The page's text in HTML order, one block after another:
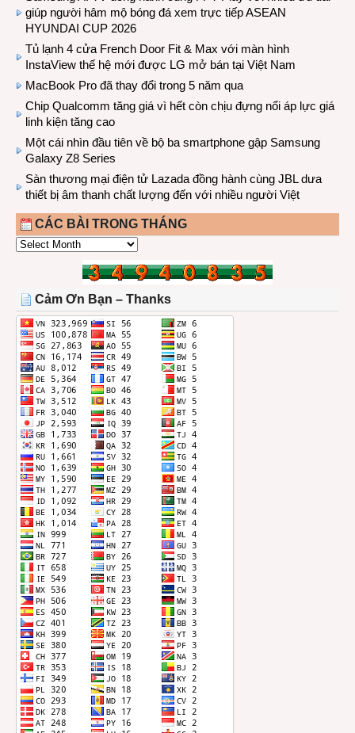
giúp người hâm mộ bóng đá xem trực tiếp ASEAN
HYUNDAI CUP 2026
Tủ lạnh 4 cửa French Door Fit & Max với màn hình
InstaView thế hệ mới được LG mở bán tại Việt Nam
MacBook Pro đã thay đổi trong 5 năm qua
Chip Qualcomm tăng giá vì hết còn chịu đựng nổi áp lực giá
linh kiện tăng cao
Một cái nhìn đầu tiên về bộ ba smartphone gập Samsung
Galaxy Z8 Series
Sàn thương mại điện tử Lazada đồng hành cùng JBL dưa
thiết bị âm thanh chất lượng đến với nhiều người Việt
CÁC BÀI TRONG THÁNG
CÁC
THÁNG
Cảm Ơn Bạn – Thanks